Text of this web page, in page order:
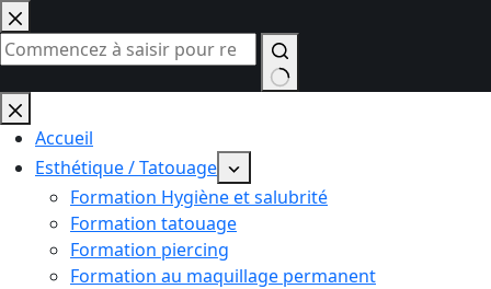
Passer
au
contenu
Aucun
résultatAccueil
Esthétique / Tatouage
Formation Hygiène et salubrité
Formation tatouage
Formation piercing
Formation au maquillage permanent